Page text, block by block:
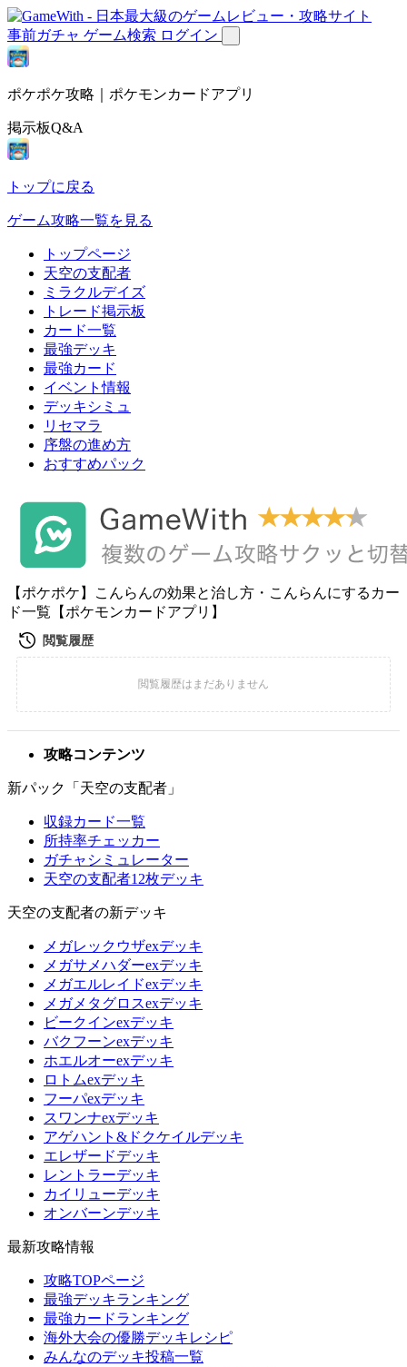
事前ガチャ ゲーム検索 ログイン
ポケポケ攻略｜ポケモンカードアプリ
掲示板Q&A
トップに戻る
ゲーム攻略一覧を見る
トップページ
天空の支配者
ミラクルデイズ
トレード掲示板
カード一覧
最強デッキ
最強カード
イベント情報
デッキシミュ
リセマラ
序盤の進め方
おすすめパック
【ポケポケ】こんらんの効果と治し方・こんらんにするカー
ド一覧【ポケモンカードアプリ】
攻略コンテンツ
新パック「天空の支配者」
収録カード一覧
所持率チェッカー
ガチャシミュレーター
天空の支配者12枚デッキ
天空の支配者の新デッキ
メガレックウザexデッキ
メガサメハダーexデッキ
メガエルレイドexデッキ
メガメタグロスexデッキ
ビークインexデッキ
バクフーンexデッキ
ホエルオーexデッキ
ロトムexデッキ
フーパexデッキ
スワンナexデッキ
アゲハント&ドクケイルデッキ
エレザードデッキ
レントラーデッキ
カイリューデッキ
オンバーンデッキ
最新攻略情報
攻略TOPページ
最強デッキランキング
最強カードランキング
海外大会の優勝デッキレシピ
みんなのデッキ投稿一覧